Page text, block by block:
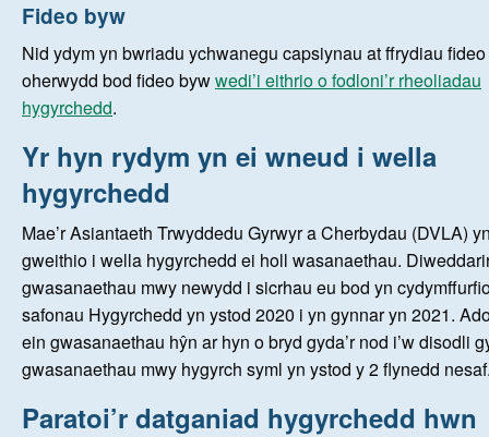
Fideo byw
Nid ydym yn bwriadu ychwanegu capsiynau at ffrydiau
oherwydd bod fideo bywwedi’i eithrio o fodloni’r rheoliadau
hygyrchedd.
Yr hyn rydym yn ei wneud i wella
hygyrchedd
Mae’r Asiantaeth Trwyddedu Gyrwyr a Cherbydau (DVLA)
gweithio i wella hygyrchedd ei holl wasanaethau.
gwasanaethau mwy newydd i sicrhau eu bod yn
safonau Hygyrchedd yn ystod 2020 i yn gynnar yn 2021.
ein gwasanaethau hŷn ar hyn o bryd gyda’r nod i’w disodli
gwasanaethau mwy hygyrch syml yn ystod y 2 flynedd
Paratoi’r datganiad hygyrchedd hwn